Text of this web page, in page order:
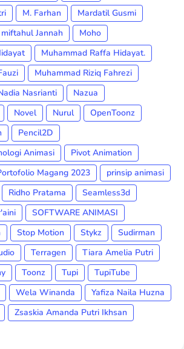
M. Farhan
Mardatil Gusmi
miftahul Jannah
Moho
Muhammad Raffa Hidayat.
Muhammad Riziq Fahrezi
Nasrianti
Nazua
Novel Nurul
OpenToonz
Pencil2D
Animasi
Pivot Animation
Magang 2023
prinsip animasi
Ridho Pratama
Seamless3d
SOFTWARE ANIMASI
Stop Motion Stykz
Sudirman
Terragen
Tiara Amelia Putri
Toonz Tupi
TupiTube
Wela Winanda
Yafiza Naila Huzna
Zsaskia Amanda Putri Ikhsan